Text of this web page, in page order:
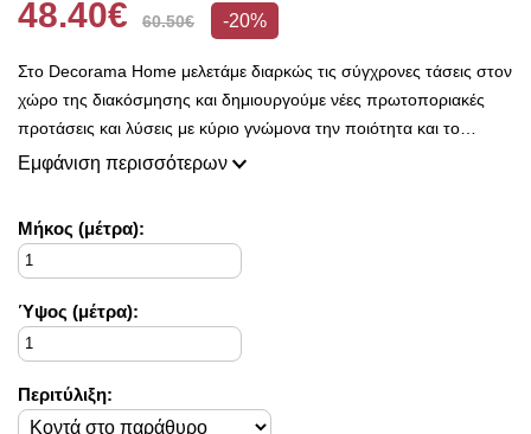
48.40€ 60.50€ -20%
Στο Decorama Home μελετάμε διαρκώς τις σύγχρονες τάσεις στον
χώρο της διακόσμησης και δημιουργούμε νέες πρωτοποριακές
προτάσεις και λύσεις με κύριο γνώμονα την ποιότητα και το
ασύγκριτο design, προκειμένου να είμαστε πάντοτε σε θέση να
φρέσκες ιδέες διακόσμησης, που ικανοποιούν ακόμη και τους πιο
απαιτητικούς!
ασύγκριτο στυλ στο προσωπικό σας χώρο και να τον αναδείξουμε
με τον πιο όμορφο τρόπο!
Εμφάνιση περισσότερων
Mήκος (μέτρα):
Ύψος (μέτρα):
Περιτύλιξη: